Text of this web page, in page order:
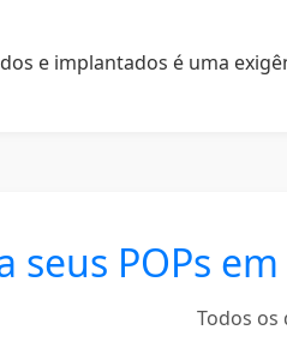
e implantados é uma
seus POPs
Todos os